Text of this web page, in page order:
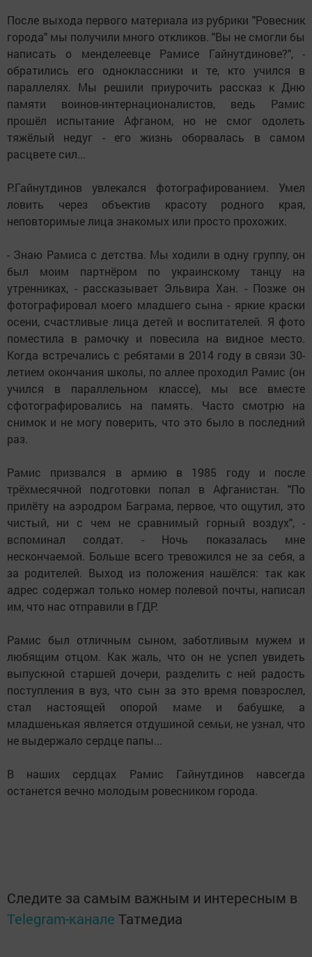
После выхода первого материала из рубрики "Ровесник
города" мы получили много откликов. "Вы не смогли бы
написать о менделеевце Рамисе Гайнутдинове?", -
обратились его одноклассники и те, кто учился в
параллелях. Мы решили приурочить рассказ к Дню
памяти воинов-интернационалистов, ведь Рамис
прошёл испытание Афганом, но не смог одолеть
тяжёлый недуг - его жизнь оборвалась в самом
расцвете сил...
Р.Гайнутдинов увлекался фотографированием. Умел
ловить через объектив красоту родного края,
неповторимые лица знакомых или просто прохожих.
- Знаю Рамиса с детства. Мы ходили в одну группу, он
был моим партнёром по украинскому танцу на
утренниках, - рассказывает Эльвира Хан. - Позже он
фотографировал моего младшего сына - яркие краски
осени, счастливые лица детей и воспитателей. Я фото
поместила в рамочку и повесила на видное место.
Когда встречались с ребятами в 2014 году в связи 30-
летием окончания школы, по аллее проходил Рамис (он
учился в параллельном классе), мы все вместе
сфотографировались на память. Часто смотрю на
снимок и не могу поверить, что это было в последний
раз.
Рамис призвался в армию в 1985 году и после
трёхмесячной подготовки попал в Афганистан. "По
прилёту на аэродром Баграма, первое, что ощутил, это
чистый, ни с чем не сравнимый горный воздух", -
вспоминал солдат. - Ночь показалась мне
нескончаемой. Больше всего тревожился не за себя, а
за родителей. Выход из положения нашёлся: так как
адрес содержал только номер полевой почты, написал
им, что нас отправили в ГДР.
Рамис был отличным сыном, заботливым мужем и
любящим отцом. Как жаль, что он не успел увидеть
выпускной старшей дочери, разделить с ней радость
поступления в вуз, что сын за это время повзрослел,
стал настоящей опорой маме и бабушке, а
младшенькая является отдушиной семьи, не узнал, что
не выдержало сердце папы...
В наших сердцах Рамис Гайнутдинов навсегда
останется вечно молодым ровесником города.
Следите за самым важным и интересным в
Telegram-канале Татмедиа